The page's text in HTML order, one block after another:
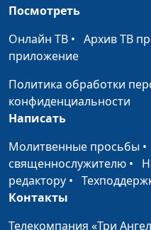
Как понимать Царство
Божье?
Царство Божье в
Апостол Павел:
служение, послания
Как христианину
со злом в этом мире?
Посмотреть
Онлайн ТВ • Архив ТВ
приложение
Политика обработки
конфиденциальности
Написать
Молитвенные просьбы •
священнослужителю •
редактору •
Контакты
Телекомпания «Три